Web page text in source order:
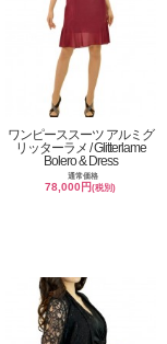
ワンピーススーツ アルミグ
リッターラメ / Glitterlame
Bolero & Dress
通常価格
78,000円(税別)